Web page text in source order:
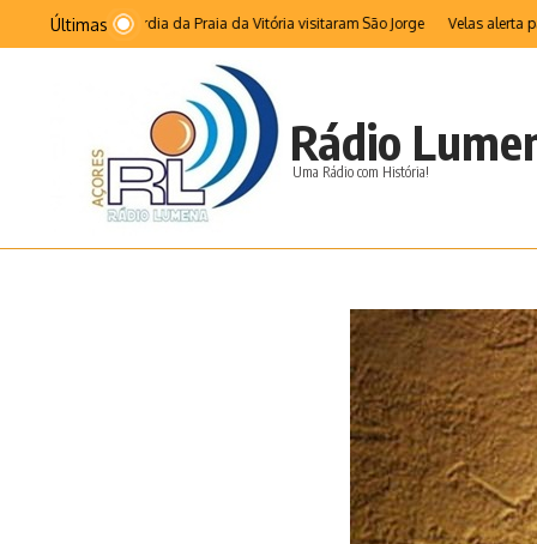
Ir para o conteúdo
Últimas
da Misericórdia da Praia da Vitória visitaram São Jorge Velas alerta para
Rádio
Uma Rádio com História!